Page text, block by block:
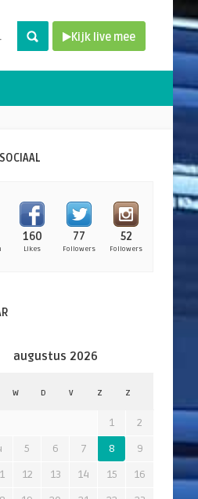
Kijk live mee
160
Likes
77
Followers
52
Followers
augustus 2026
W D V Z Z
1
2
5 6 7 8
9
12 13 14 15
16